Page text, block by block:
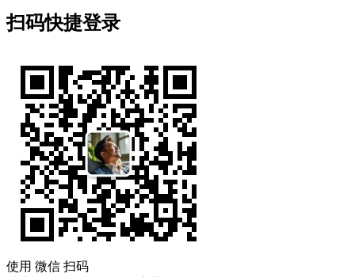
扫码快捷登录
使用 微信 扫码